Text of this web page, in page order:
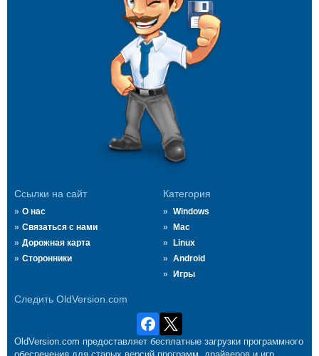
Ссылки на сайт
О нас
Связаться с нами
Дорожная карта
Сторонники
Категория
Windows
Mac
Linux
Android
Игры
Следить OldVersion.com
OldVersion.com предоставляет бесплатные загрузки программного